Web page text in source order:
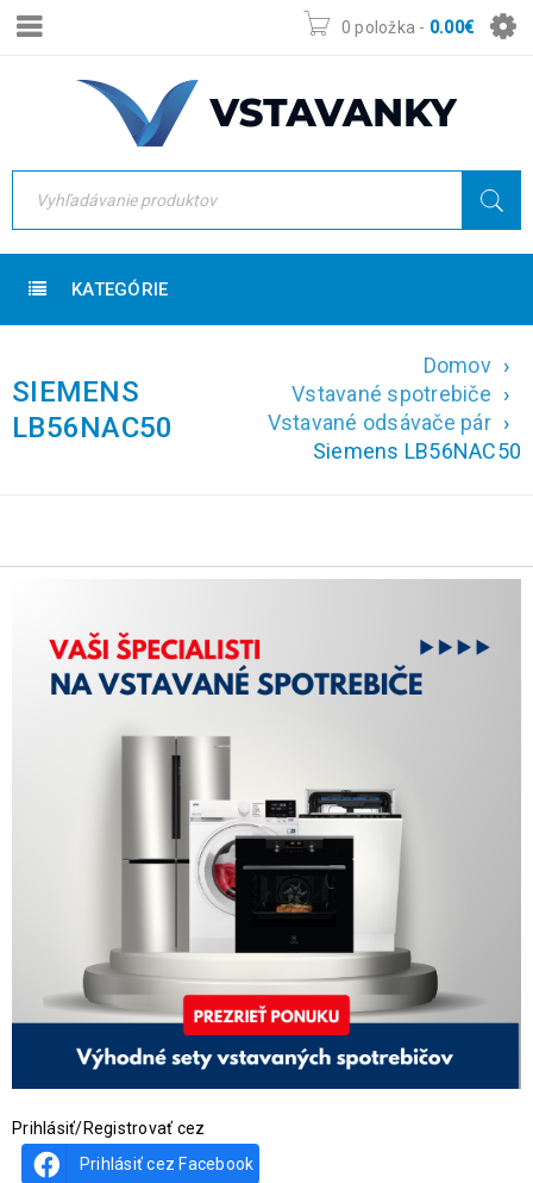
0 položka - 0.00€
KATEGÓRIE
SIEMENS
LB56NAC50
Domov ›
Vstavané spotrebiče ›
Vstavané odsávače pár ›
Siemens LB56NAC50
Prihlásiť/Registrovať cez
Prihlásiť cez Facebook